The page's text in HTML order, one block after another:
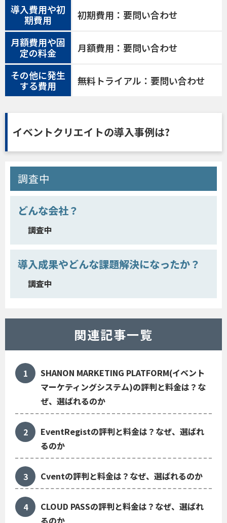
導入費用や初
期費用
初期費用：要問い合わせ
月額費用や固
定の料金
月額費用：要問い合わせ
その他に発生
する費用
無料トライアル：要問い合わせ
イベントクリエイトの導入事例は?
調査中
どんな会社？
調査中
導入成果やどんな課題解決になったか？
調査中
関連記事一覧
SHANON MARKETING PLATFORM(イベント
マーケティングシステム)の評判と料金は？な
ぜ、選ばれるのか
EventRegistの評判と料金は？なぜ、選ばれ
るのか
Cventの評判と料金は？なぜ、選ばれるのか
CLOUD PASSの評判と料金は？なぜ、選ばれ
るのか